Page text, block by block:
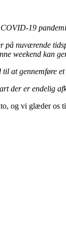
19
nuværende
weekend kan
at gennemføre
der er endelig
og vi glæder os